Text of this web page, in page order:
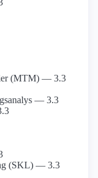
(MTM) — 3.3
— 3.3
(SKL) — 3.3